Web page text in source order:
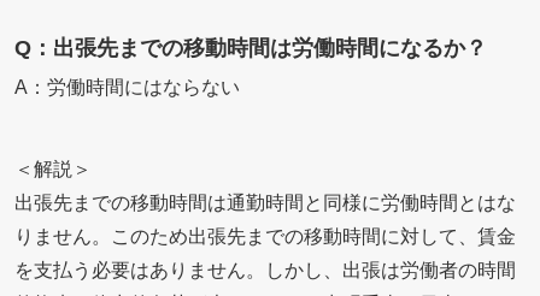
Q：出張先までの移動時間は労働時間になるか？
A：労働時間にはならない
＜解説＞
出張先までの移動時間は通勤時間と同様に労働時間とはな
りません。このため出張先までの移動時間に対して、賃金
を支払う必要はありません。しかし、出張は労働者の時間